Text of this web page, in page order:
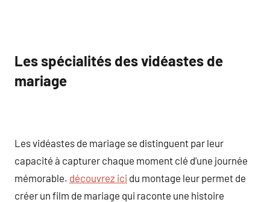
Les spécialités des vidéastes de
mariage
Les vidéastes de mariage se distinguent par leur
capacité à capturer chaque moment clé d’une journée
mémorable. découvrez ici du montage leur permet de
créer un film de mariage qui raconte une histoire